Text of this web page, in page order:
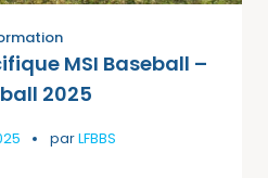
MSI Baseball –
2025
parLFBBS